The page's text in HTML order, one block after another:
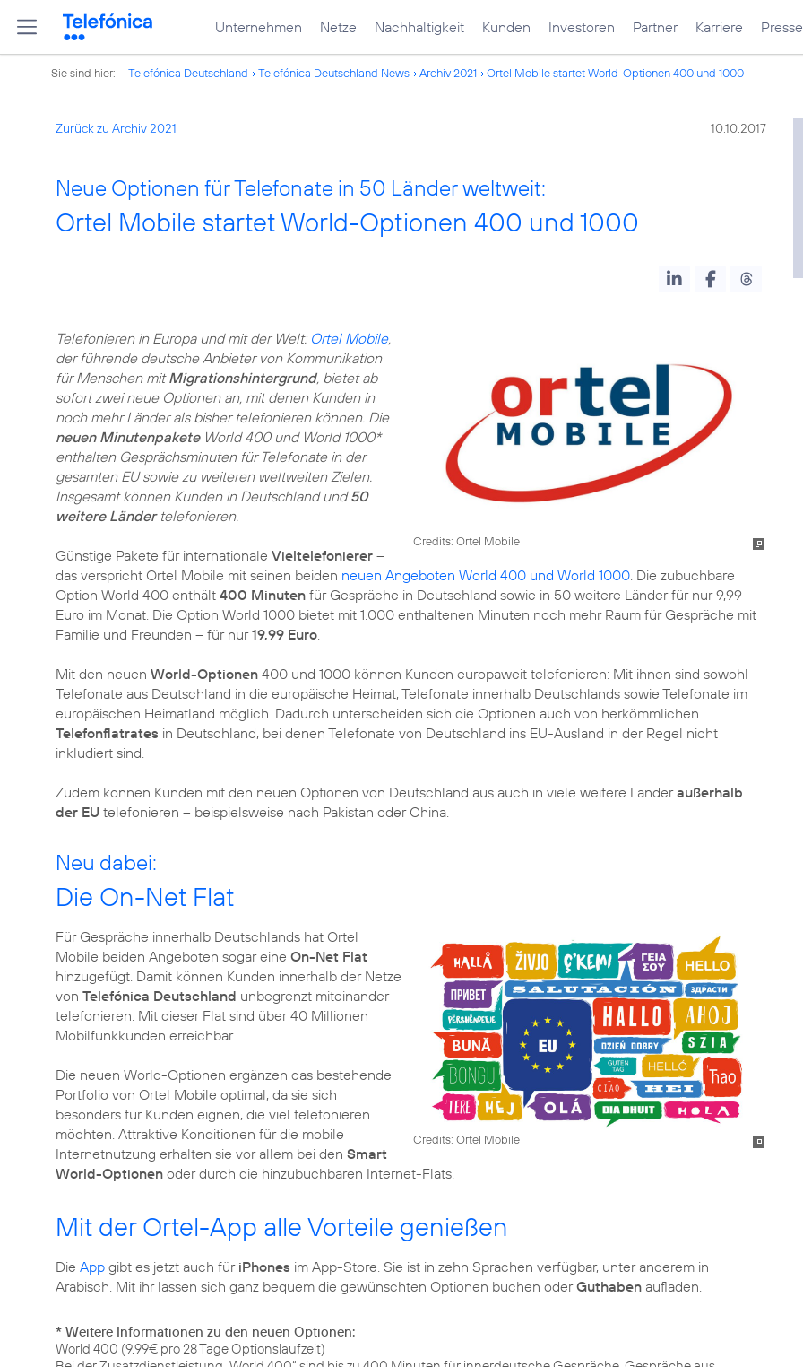
Unternehmen Netze Nachhaltigkeit Kunden Investoren Partner Karriere Presse
Sie sind hier: Telefónica Deutschland Telefónica Deutschland News Archiv 2021 Ortel Mobile startet World-Optionen 400 und 1000
Zurück zu Archiv 2021 10.10.2017
Neue Optionen für Telefonate in 50 Länder weltweit:
Ortel Mobile startet World-Optionen 400 und 1000
Credits: Ortel Mobile
Telefonieren in Europa und mit der Welt: Ortel Mobile,
der führende deutsche Anbieter von Kommunikation
für Menschen mitMigrationshintergrund, bietet ab
sofort zwei neue Optionen an, mit denen Kunden in
noch mehr Länder als bisher telefonieren können. Die
neuen MinutenpaketeWorld 400 und World 1000*
enthalten Gesprächsminuten für Telefonate in der
gesamten EU sowie zu weiteren weltweiten Zielen.
Insgesamt können Kunden in Deutschland und50
weitere Ländertelefonieren.
Günstige Pakete für internationale Vieltelefonierer –
das verspricht Ortel Mobile mit seinen beiden neuen Angeboten World 400 und World 1000. Die zubuchbare
Option World 400 enthält 400 Minuten für Gespräche in Deutschland sowie in 50 weitere Länder für nur 9,99
Euro im Monat. Die Option World 1000 bietet mit 1.000 enthaltenen Minuten noch mehr Raum für Gespräche mit
Familie und Freunden – für nur19,99 Euro.
Mit den neuen World-Optionen 400 und 1000 können Kunden europaweit telefonieren: Mit ihnen sind sowohl
Telefonate aus Deutschland in die europäische Heimat, Telefonate innerhalb Deutschlands sowie Telefonate im
europäischen Heimatland möglich. Dadurch unterscheiden sich die Optionen auch von herkömmlichen
Telefonflatrates in Deutschland, bei denen Telefonate von Deutschland ins EU-Ausland in der Regel nicht
inkludiert sind.
Zudem können Kunden mit den neuen Optionen von Deutschland aus auch in viele weitere Länderaußerhalb
der EU telefonieren – beispielsweise nach Pakistan oder China.
Neu dabei:
Die On-Net Flat
Credits: Ortel Mobile
Für Gespräche innerhalb Deutschlands hat Ortel
Mobile beiden Angeboten sogar eine On-Net Flat
hinzugefügt. Damit können Kunden innerhalb der Netze
von Telefónica Deutschland unbegrenzt miteinander
telefonieren. Mit dieser Flat sind über 40 Millionen
Mobilfunkkunden erreichbar.
Die neuen World-Optionen ergänzen das bestehende
Portfolio von Ortel Mobile optimal, da sie sich
besonders für Kunden eignen, die viel telefonieren
möchten. Attraktive Konditionen für die mobile
Internetnutzung erhalten sie vor allem bei den Smart
World-Optionen oder durch die hinzubuchbaren Internet-Flats.
Mit der Ortel-App alle Vorteile genießen
Die App gibt es jetzt auch für iPhones im App-Store. Sie ist in zehn Sprachen verfügbar, unter anderem in
Arabisch. Mit ihr lassen sich ganz bequem die gewünschten Optionen buchen oderGuthaben aufladen.
* Weitere Informationen zu den neuen Optionen:
World 400 (9,99€ pro 28 Tage Optionslaufzeit)